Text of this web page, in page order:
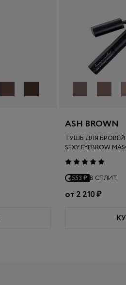
ASH BROWN
ТУШЬ ДЛЯ БРОВЕЙ
SEXY EYEBROW
553 ₽ В СПЛИТ
от2 210 ₽